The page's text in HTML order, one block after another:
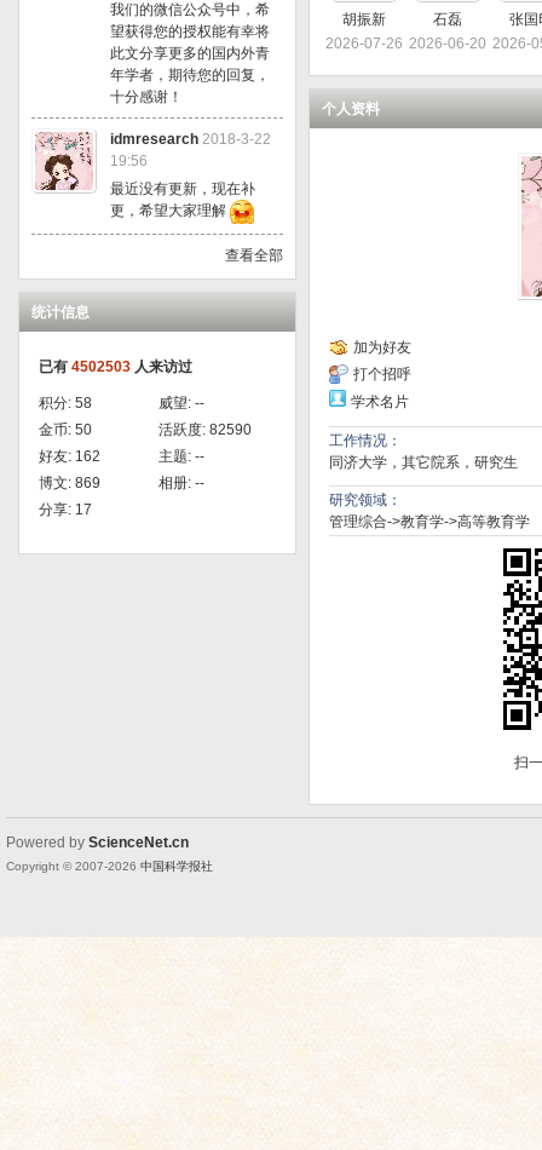
我们的微信公众号中，希
望获得您的授权能有幸将
此文分享更多的国内外青
年学者，期待您的回复，
十分感谢！
idmresearch 2018-3-22
19:56
最近没有更新，现在补
更，希望大家理解
查看全部
统计信息
已有 4502503 人来访过
积分: 58 威望: --
金币: 50 活跃度: 82590
好友: 162 主题: --
博文: 869 相册: --
分享: 17
胡振新
2026-07-26
石磊
2026-06-20
张国
2026-
个人资料
加为好友
打个招呼
学术名片
工作情况：
同济大学，其它院系，研究生
研究领域：
管理综合->教育学->高等教育学
扫
Powered by ScienceNet.cn
Copyright © 2007-2026 中国科学报社